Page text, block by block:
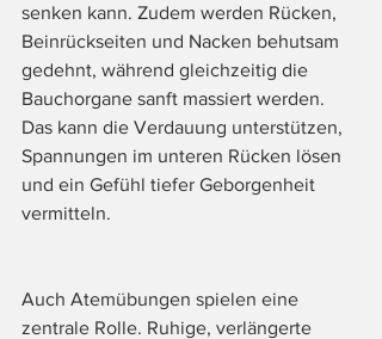
senken kann. Zudem werden Rücken,
Beinrückseiten und Nacken behutsam
gedehnt, während gleichzeitig die
Bauchorgane sanft massiert werden.
Das kann die Verdauung unterstützen,
Spannungen im unteren Rücken lösen
und ein Gefühl tiefer Geborgenheit
vermitteln.
Auch Atemübungen spielen eine
zentrale Rolle. Ruhige, verlängerte